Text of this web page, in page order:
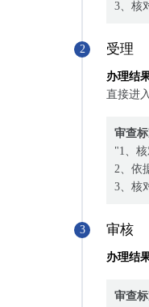
3、核
2 受理
办理结
直接进
审查
"1、
2、依
3、核
3 审核
办理结
审查